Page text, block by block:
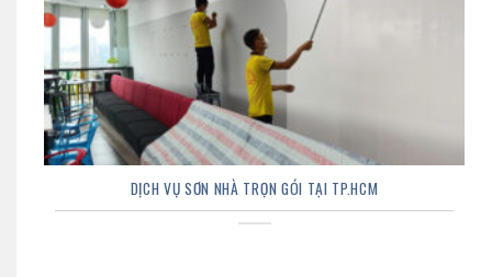
DỊCH VỤ SƠN NHÀ TRỌN GÓI TẠI TP.HCM